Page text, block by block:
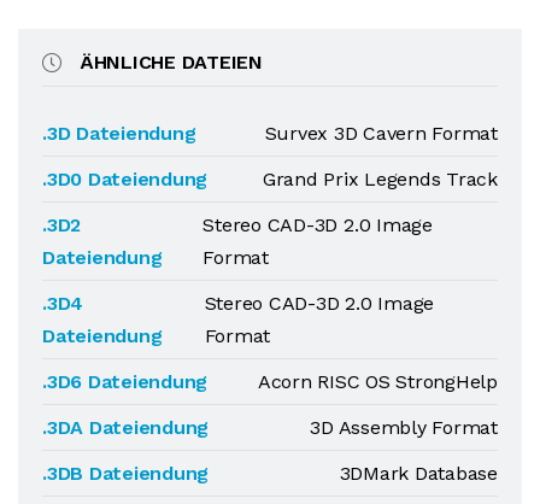
ÄHNLICHE DATEIEN
.3D Dateiendung
Survex 3D Cavern Format
.3D0 Dateiendung
Grand Prix Legends Track
.3D2
Dateiendung
Stereo CAD-3D 2.0 Image
Format
.3D4
Dateiendung
Stereo CAD-3D 2.0 Image
Format
.3D6 Dateiendung
Acorn RISC OS StrongHelp
.3DA Dateiendung
3D Assembly Format
.3DB Dateiendung
3DMark Database